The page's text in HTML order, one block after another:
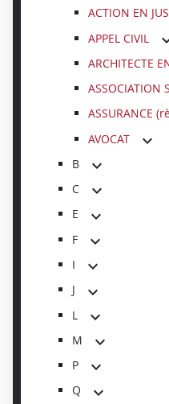
ACTION EN
APPEL CIVIL
ARCHITECTE
ASSOCIATION
ASSURANCE
AVOCAT
B
C
E
F
I
J
L
M
P
Q